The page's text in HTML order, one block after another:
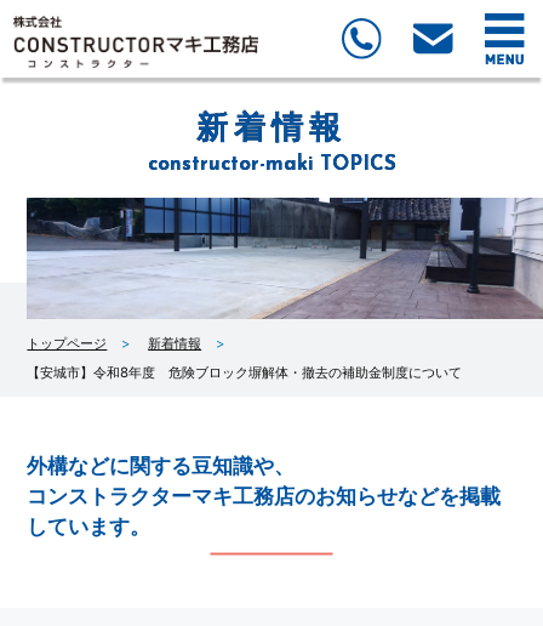
新着情報
constructor-maki TOPICS
トップページ
新着情報
【安城市】令和8年度 危険ブロック塀解体・撤去の補助金制度について
外構などに関する豆知識や、
コンストラクターマキ工務店のお知らせなどを掲載
しています。